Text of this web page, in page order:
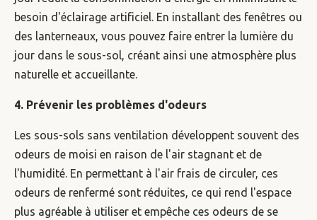
besoin d'éclairage artificiel. En installant des fenêtres ou
des lanterneaux, vous pouvez faire entrer la lumière du
jour dans le sous-sol, créant ainsi une atmosphère plus
naturelle et accueillante.
4. Prévenir les problèmes d'odeurs
Les sous-sols sans ventilation développent souvent des
odeurs de moisi en raison de l'air stagnant et de
l'humidité. En permettant à l'air frais de circuler, ces
odeurs de renfermé sont réduites, ce qui rend l'espace
plus agréable à utiliser et empêche ces odeurs de se